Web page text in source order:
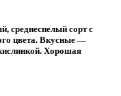
среднеспелый сорт с
цвета. Вкусные —
Хорошая